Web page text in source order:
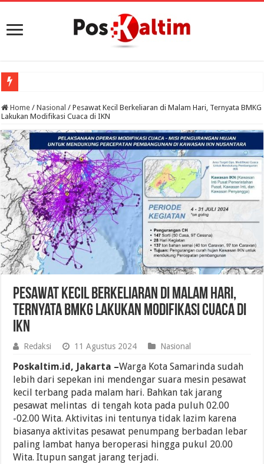
Home / Nasional / Pesawat Kecil Berkeliaran di Malam Hari, Ternyata BMKG
Lakukan Modifikasi Cuaca di IKN
Pesawat Kecil Berkeliaran di Malam Hari,
Ternyata BMKG Lakukan Modifikasi Cuaca di
IKN
Redaksi 11 Agustus 2024 Nasional
Poskaltim.id, Jakarta –Warga Kota Samarinda sudah
lebih dari sepekan ini mendengar suara mesin pesawat
kecil terbang pada malam hari. Bahkan tak jarang
pesawat melintas di tengah kota pada puluh 02.00
-02.00 Wita. Aktivitas ini tentunya tidak lazim karena
biasanya aktivitas pesawat penumpang berbadan lebar
paling lambat hanya beroperasi hingga pukul 20.00
Wita. Itupun sangat jarang terjadi.